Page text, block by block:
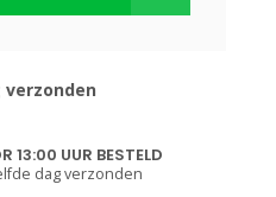
13:00 UUR BESTELD
dag verzonden